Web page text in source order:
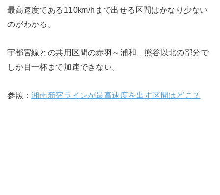
最高速度である110km/hまで出せる区間はかなり少ない
のがわかる。
宇都宮線との共用区間の赤羽～浦和、熊谷以北の部分で
しか目一杯まで加速できない。
参照：湘南新宿ラインが最高速度を出す区間はどこ？